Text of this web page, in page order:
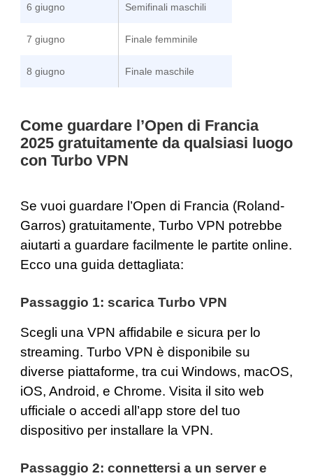
6 giugno Semifinali maschili
7 giugno Finale femminile
8 giugno Finale maschile
Come guardare l’Open di Francia
2025 gratuitamente da qualsiasi luogo
con Turbo VPN
Se vuoi guardare l’Open di Francia (Roland-
Garros) gratuitamente, Turbo VPN potrebbe
aiutarti a guardare facilmente le partite online.
Ecco una guida dettagliata:
Passaggio 1: scarica Turbo VPN
Scegli una VPN affidabile e sicura per lo
streaming. Turbo VPN è disponibile su
diverse piattaforme, tra cui Windows, macOS,
iOS, Android, e Chrome. Visita il sito web
ufficiale o accedi all’app store del tuo
dispositivo per installare la VPN.
Passaggio 2: connettersi a un server e